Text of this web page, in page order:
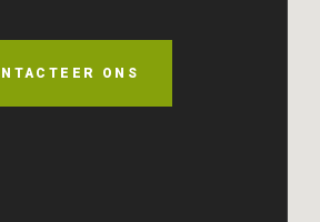
ONS